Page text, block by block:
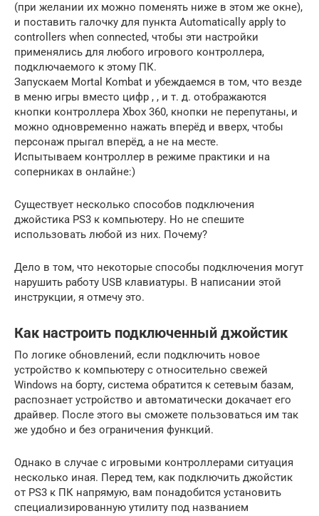
(при желании их можно поменять ниже в этом же окне),
и поставить галочку для пункта Automatically apply to
controllers when connected, чтобы эти настройки
применялись для любого игрового контроллера,
подключаемого к этому ПК.
Запускаем Mortal Kombat и убеждаемся в том, что везде
в меню игры вместо цифр , , и т. д. отображаются
кнопки контроллера Xbox 360, кнопки не перепутаны, и
можно одновременно нажать вперёд и вверх, чтобы
персонаж прыгал вперёд, а не на месте.
Испытываем контроллер в режиме практики и на
соперниках в онлайне:)
Существует несколько способов подключения
джойстика PS3 к компьютеру. Но не спешите
использовать любой из них. Почему?
Дело в том, что некоторые способы подключения могут
нарушить работу USB клавиатуры. В написании этой
инструкции, я отмечу это.
Как настроить подключенный джойстик
По логике обновлений, если подключить новое
устройство к компьютеру с относительно свежей
Windows на борту, система обратится к сетевым базам,
распознает устройство и автоматически докачает его
драйвер. После этого вы сможете пользоваться им так
же удобно и без ограничения функций.
Однако в случае с игровыми контроллерами ситуация
несколько иная. Перед тем, как подключить джойстик
от PS3 к ПК напрямую, вам понадобится установить
специализированную утилиту под названием